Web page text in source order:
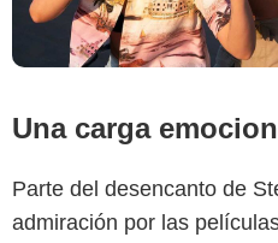
Una carga
Parte del desencanto de
admiración por las